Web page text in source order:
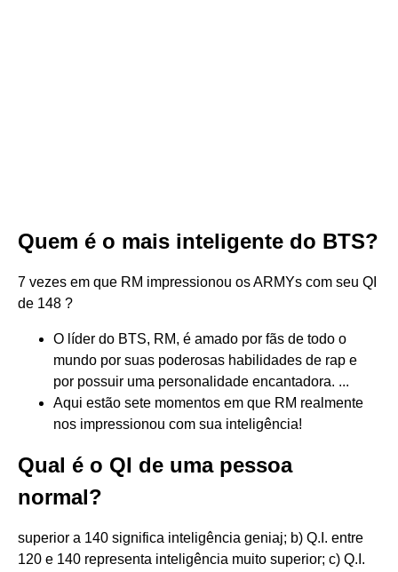
Quem é o mais inteligente do BTS?
7 vezes em que RM impressionou os ARMYs com seu QI
de 148 ?
O líder do BTS, RM, é amado por fãs de todo o
mundo por suas poderosas habilidades de rap e
por possuir uma personalidade encantadora. ...
Aqui estão sete momentos em que RM realmente
nos impressionou com sua inteligência!
Qual é o QI de uma pessoa
normal?
superior a 140 significa inteligência geniaj; b) Q.I. entre
120 e 140 representa inteligência muito superior; c) Q.I.